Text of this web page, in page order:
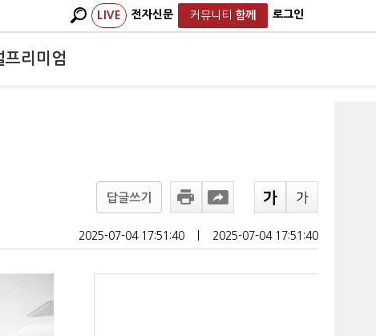
LIVE 전자신문 커뮤니티 함께 로그인
프리미엄
답글쓰기
2025-07-04 17:51:40 2025-07-04 17:51:40